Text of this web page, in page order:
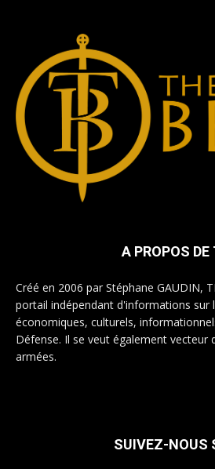
A PROPOS DE
Créé en 2006 par Stéphane GAUDIN,
portail indépendant d'informations sur
économiques, culturels,
Défense. Il se veut également vecteur
armées.
SUIVEZ-NOUS